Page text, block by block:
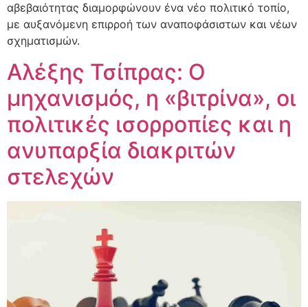
αβεβαιότητας διαμορφώνουν ένα νέο πολιτικό τοπίο,
με αυξανόμενη επιρροή των αναποφάσιστων και νέων
σχηματισμών.
Αλέξης Τσίπρας: Ο
μηχανισμός, η «βιτρίνα», οι
πολιτικές ισορροπίες και η
ανυπαρξία διακριτών
στελεχών